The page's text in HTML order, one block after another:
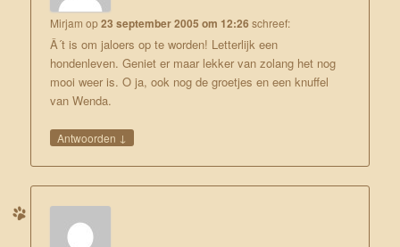
Mirjam op23 september 2005 om 12:26 schreef:
Â´t is om jaloers op te worden! Letterlijk een
hondenleven. Geniet er maar lekker van zolang het nog
mooi weer is. O ja, ook nog de groetjes en een knuffel
van Wenda.
Antwoorden ↓